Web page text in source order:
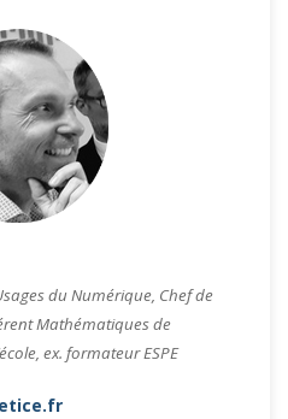
du Numérique, Chef de
Mathématiques de
ex. formateur ESPE